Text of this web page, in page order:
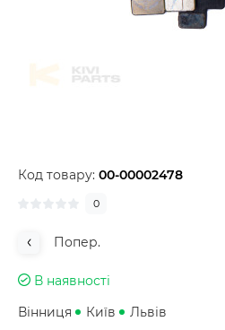
Код товару: 00-00002478
0
Попер.
В наявності
Вінниця
Київ Львів